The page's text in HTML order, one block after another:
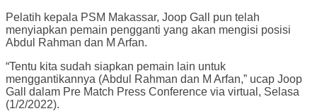
Pelatih kepala PSM Makassar, Joop Gall pun telah
menyiapkan pemain pengganti yang akan mengisi posisi
Abdul Rahman dan M Arfan.
“Tentu kita sudah siapkan pemain lain untuk
menggantikannya (Abdul Rahman dan M Arfan,” ucap Joop
Gall dalam Pre Match Press Conference via virtual, Selasa
(1/2/2022).